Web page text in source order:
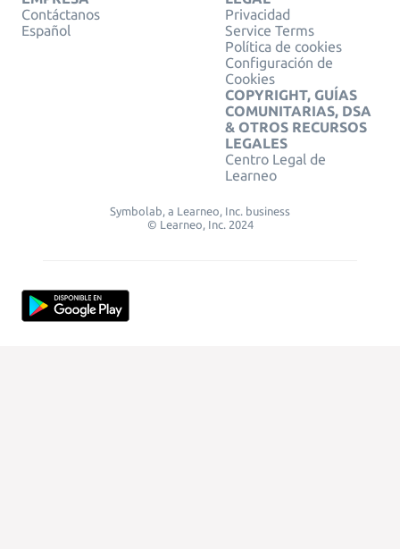
Contáctanos
Español
Privacidad
Service Terms
Política de cookies
Configuración de
Cookies
COPYRIGHT, GUÍAS
COMUNITARIAS, DSA
& OTROS RECURSOS
LEGALES
Centro Legal de
Learneo
Symbolab, a Learneo, Inc. business
© Learneo, Inc. 2024